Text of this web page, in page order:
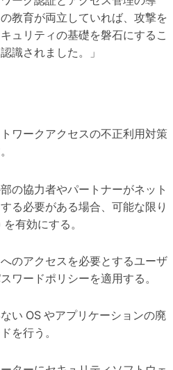
教育が両立していれば、攻撃を
ュリティの基礎を磐石にするこ
識されました。」
ワークアクセスの不正利用対策
の協力者やパートナーがネット
る必要がある場合、可能な限り
有効にする。
のアクセスを必要とするユーザ
ワードポリシーを適用する。
い OS やアプリケーションの廃
を行う。